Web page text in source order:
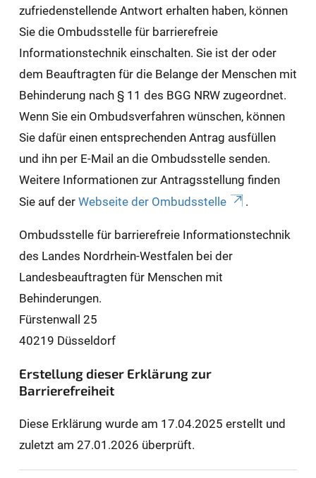
zufriedenstellende Antwort erhalten haben, können
Sie die Ombudsstelle für barrierefreie
Informationstechnik einschalten. Sie ist der oder
dem Beauftragten für die Belange der Menschen mit
Behinderung nach § 11 des BGG NRW zugeordnet.
Wenn Sie ein Ombudsverfahren wünschen, können
Sie dafür einen entsprechenden Antrag ausfüllen
und ihn per E-Mail an die Ombudsstelle senden.
Weitere Informationen zur Antragsstellung finden
Sie auf der Webseite der Ombudsstelle .
Ombudsstelle für barrierefreie Informationstechnik
des Landes Nordrhein-Westfalen bei der
Landesbeauftragten für Men­schen mit
Behinderungen.
Fürstenwall 25
40219 Düsseldorf
Erstellung dieser Erklärung zur
Barrierefreiheit
Diese Erklärung wurde am 17.04.2025 erstellt und
zuletzt am 27.01.2026 überprüft.